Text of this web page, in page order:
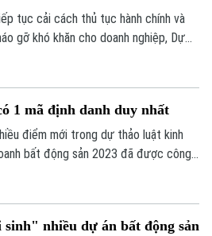
tục cải cách thủ tục hành chính và
gỡ khó khăn cho doanh nghiệp, Dự
dự án.
1 mã định danh duy nhất
điểm mới trong dự thảo luật kinh
bất động sản 2023 đã được công
sản sẽ được bổ sung vào điều
nhiều dự án bất động sản